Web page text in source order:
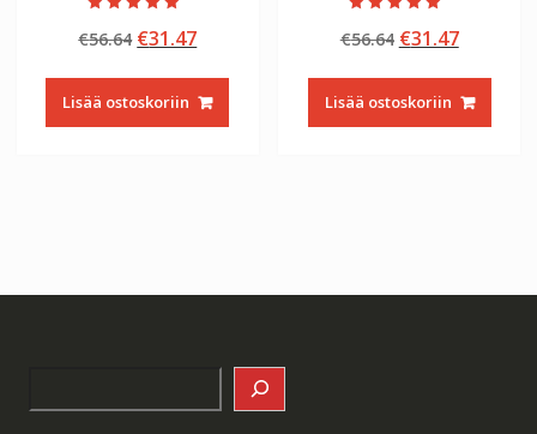
tuotteesta:
5.00
€56.64 Alkuperäinen
oli:
€56.64.
€31.47Nykyinen
on:
€31.47.
Lisää ostoskoriin
tuotteesta:
5.00
€56.64 Alkuperäinen
oli:
€56.64.
€31.47
on:
€31.47.
Lisää ostoskoriin